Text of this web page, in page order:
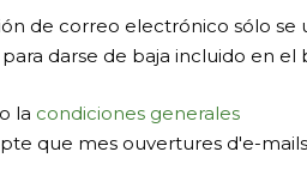
de correo electrónico sólo se
darse de baja incluido en el
la condiciones generales
que mes ouvertures d'e-